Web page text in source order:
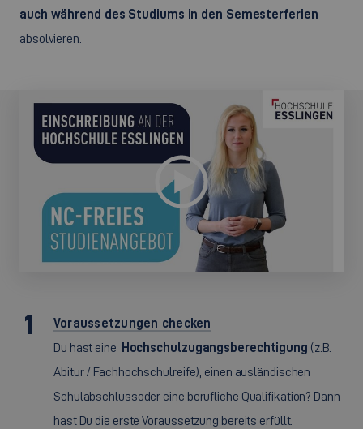
auch während des Studiums in den Semesterferien
absolvieren.
Voraussetzungen checken
Du hast eine Hochschulzugangsberechtigung (z.B.
Abitur / Fachhochschulreife), einen ausländischen
Schulabschlussoder eine berufliche Qualifikation? Dann
hast Du die erste Voraussetzung bereits erfüllt.